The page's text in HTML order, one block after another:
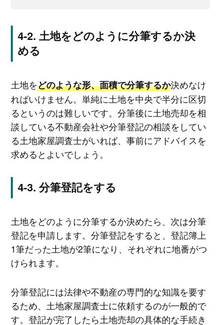
土地をどのように分筆するか決
める
土地をどのような形、面積で分筆するか決めなけ
ればいけません。単純に土地を中央で半分に区切
るというのは難しいです。分筆後に土地売却を相
談している不動産会社や分筆登記の相談をしてい
る土地家屋調査士がいれば、事前にアドバイスを
求めるとよいでしょう。
分筆登記をする
土地をどのように分筆するか決めたら、次は分筆
登記を申請します。分筆登記をすると、登記簿上
1筆だった土地が2筆になり、それぞれに地番がつ
けられます。
分筆登記には法律や不動産の専門的な知識を要す
るため、土地家屋調査士に依頼するのが一般的で
す。登記が完了したら土地売却の具体的な手続き